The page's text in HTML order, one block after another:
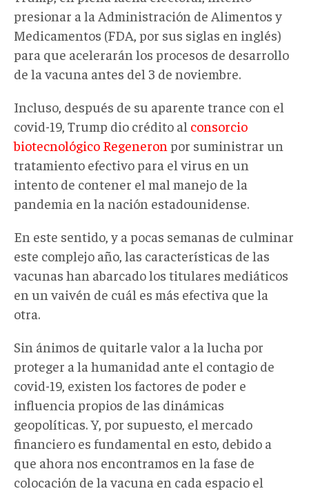
presionar a la Administración de Alimentos y
Medicamentos (FDA, por sus siglas en inglés)
para que acelerarán los procesos de desarrollo
de la vacuna antes del 3 de noviembre.
Incluso, después de su aparente trance con el
covid-19, Trump dio crédito al consorcio
biotecnológico Regeneron por suministrar un
tratamiento efectivo para el virus en un
intento de contener el mal manejo de la
pandemia en la nación estadounidense.
En este sentido, y a pocas semanas de culminar
este complejo año, las características de las
vacunas han abarcado los titulares mediáticos
en un vaivén de cuál es más efectiva que la
otra.
Sin ánimos de quitarle valor a la lucha por
proteger a la humanidad ante el contagio de
covid-19, existen los factores de poder e
influencia propios de las dinámicas
geopolíticas. Y, por supuesto, el mercado
financiero es fundamental en esto, debido a
que ahora nos encontramos en la fase de
colocación de la vacuna en cada espacio el